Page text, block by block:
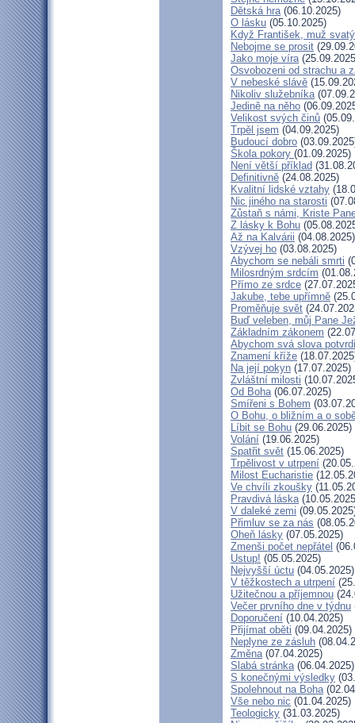
Dětská hra(06.10.2025)
O lásku (05.10.2025)
Když František, muž svatý
Nebojme se prosit
Jako moje víra
Osvobozeni od strachu a
V nebeské slávě
Nikoliv služebníka
Jedině na něho
Velikost svých činů
Trpěl jsem (04.09.2025)
Budoucí dobro
Škola pokory (01.09.2025)
Není větší příklad
Definitivně (24.08.2025)
Kvalitní lidské vztahy
Nic jiného na starosti
Zůstaň s námi, Kriste
Z lásky k Bohu
Až na Kalvárii (04.08.2025)
Vzývej ho (03.08.2025)
Abychom se nebáli smrti
Milosrdným srdcím
Přímo ze srdce
Jakube, tebe upřímně
Proměňuje svět
Buď veleben, můj Pane
Základním zákonem
Abychom svá slova
Znamení kříže
Na její pokyn (17.07.2025)
Zvláštní milosti
Od Boha(06.07.2025)
Smířeni s Bohem
O Bohu, o bližním a o
Líbit se Bohu (29.06.2025)
Volání (19.06.2025)
Spatřit svět (15.06.2025)
Trpělivost v utrpení
Milost Eucharistie
Ve chvíli zkoušky
Pravdivá láska
V daleké zemi
Přimluv se za nás
Oheň lásky (07.05.2025)
Zmenši počet nepřátel
Ustup! (05.05.2025)
Nejvyšší úctu (04.05.2025)
V těžkostech a utrpení
Užitečnou a příjemnou
Večer prvního dne v týdnu
Doporučení (10.04.2025)
Přijímat oběti (09.04.2025)
Neplyne ze zásluh
Změna(07.04.2025)
Slabá stránka(06.04.2025)
S konečnými výsledky
Spolehnout na Boha
Vše nebo nic (01.04.2025)
Teologicky (31.03.2025)